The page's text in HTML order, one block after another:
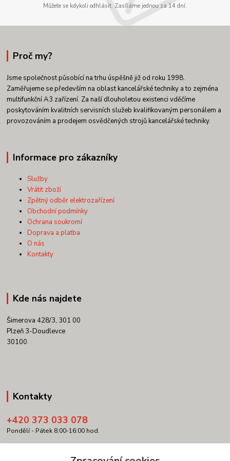
Můžete se kdykoli odhlásit. Zasíláme jednou za 14 dní.
Proč my?
Jsme společnost působící na trhu úspěšně již od roku 1998.
Zaměřujeme se především na oblast kancelářské techniky a to zejména
multifunkční A3 zařízení. Za naší dlouholetou existenci vděčíme
poskytováním kvalitních servisních služeb kvalifikovaným personálem a
provozováním a prodejem osvědčených strojů kancelářské techniky.
Informace pro zákazníky
Služby
Vrátit zboží
Zpětný odběr elektrozařízení
Obchodní podmínky
Ochrana soukromí
Doprava a platba
O nás
Kontakty
Kde nás najdete
Šimerova 428/3, 301 00
Plzeň 3-Doudlevce
30100
Kontakty
+420 373 033 078
Pondělí - Pátek 8:00-16:00 hod.